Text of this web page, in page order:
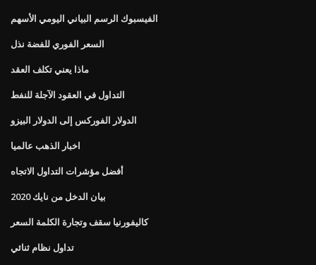
الفيسبوك الرسم البياني اليومي الأسهم
السعر الفوري للفضة نذل
ماذا يعني تكلف العقد
التداول في العقود الآجلة للنفط
الدولار الفوركس إلى الدولار البيزو
اخبار الذهب عالميا
أفضل مؤشرات التداول الاتجاه
بيان الدخل من نايك 2020
كاليفورنيا سقف وتجارة الكلمة السعر
تداول نظام ثنائي